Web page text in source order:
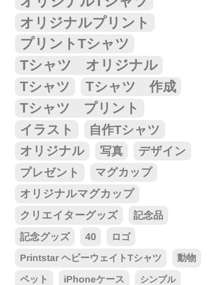
オリジナルプリント
プリントTシャツ
Tシャツ オリジナル
Tシャツ
Tシャツ 作成
Tシャツ プリント
イラスト 自作Tシャツ
オリジナル 写真
デザイン
プレゼント
マグカップ
オリジナルマグカップ
クリエイターグッズ
記念品
記念グッズ
40 ロゴ
Printstar ヘビーウェイトTシャツ 動物
ペット iPhoneケース シンプル